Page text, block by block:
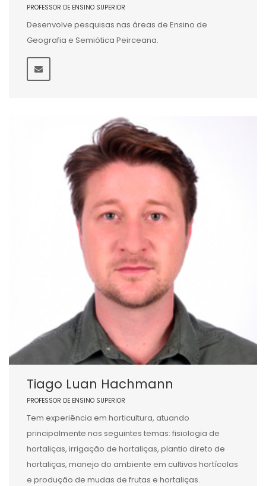
PROFESSOR DE ENSINO SUPERIOR
Desenvolve pesquisas nas áreas de Ensino de
Geografia e Semiótica Peirceana.
Tiago Luan Hachmann
PROFESSOR DE ENSINO SUPERIOR
Tem experiência em horticultura, atuando
principalmente nos seguintes temas: fisiologia de
hortaliças, irrigação de hortaliças, plantio direto de
hortaliças, manejo do ambiente em cultivos hortícolas
e produção de mudas de frutas e hortaliças.